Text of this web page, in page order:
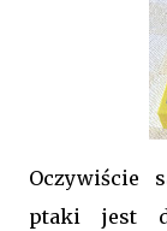
Oczywiście
ptaki jest